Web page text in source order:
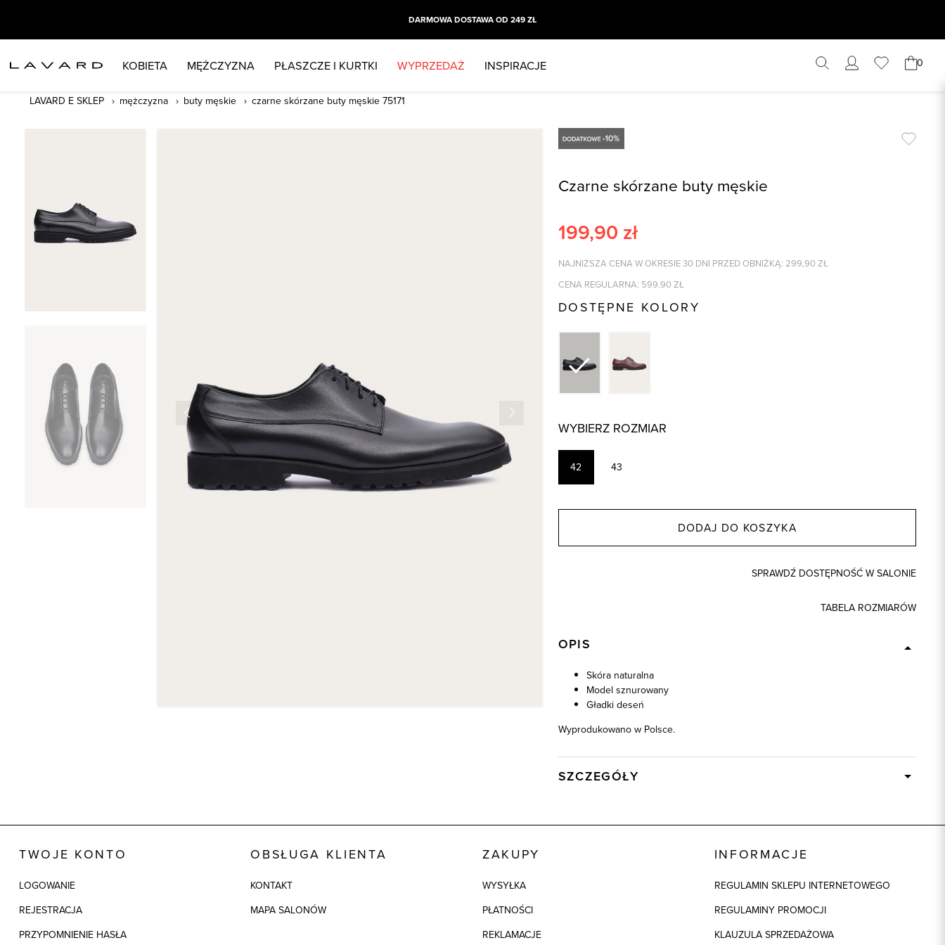
DARMOWA DOSTAWA OD 249 ZŁ
KOBIETA MĘŻCZYZNA PŁASZCZE I KURTKI WYPRZEDAŻ INSPIRACJE 0
LAVARD E SKLEP mężczyzna buty męskie czarne skórzane buty męskie 75171
Czarne skórzane buty męskie
199,90 zł
NAJNIŻSZA CENA W OKRESIE 30 DNI PRZED OBNIŻKĄ: 299,90 ZŁ
CENA REGULARNA: 599.90 ZŁ
DOSTĘPNE KOLORY
WYBIERZ ROZMIAR
42 43
DODAJ DO KOSZYKA
SPRAWDŹ DOSTĘPNOŚĆ W SALONIE
TABELA ROZMIARÓW
OPIS
Skóra naturalna
Model sznurowany
Gładki deseń
Wyprodukowano w Polsce.
SZCZEGÓŁY
Kod produktu:
75171
czarny
TWOJE KONTO
LOGOWANIE
REJESTRACJA
PRZYPOMNIENIE HASŁA
OBSŁUGA KLIENTA
KONTAKT
MAPA SALONÓW
ZAKUPY
WYSYŁKA
PŁATNOŚCI
REKLAMACJE
INFORMACJE
REGULAMIN SKLEPU INTERNETOWEGO
REGULAMINY PROMOCJI
KLAUZULA SPRZEDAŻOWA